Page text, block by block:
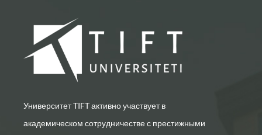
Университет TIFT активно участвует в
академическом сотрудничестве с престижными